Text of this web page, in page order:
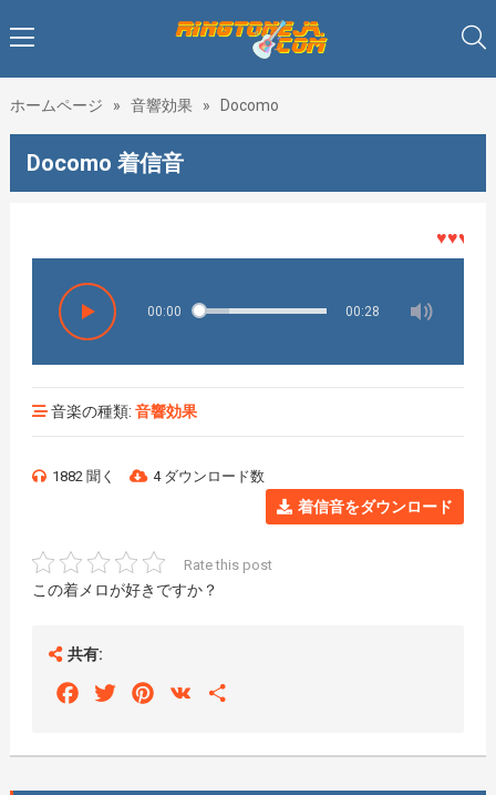
ホームページ » 音響効果 » Docomo
Docomo 着信音
♥♥♥着メ
00:00 00:28
音楽の種類: 音響効果
1882 聞く 4 ダウンロード数
着信音をダウンロード
Rate this post
この着メロが好きですか？
共有:
FacebookTwitterPinterest
VK